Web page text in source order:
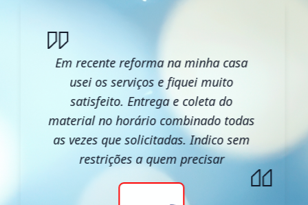
Em recente reforma na minha casa
usei os serviços e fiquei muito
satisfeito. Entrega e coleta do
material no horário combinado todas
as vezes que solicitadas. Indico sem
restrições a quem precisar